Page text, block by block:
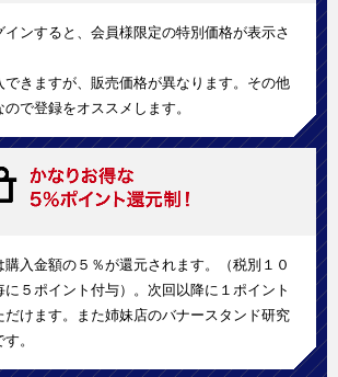
ンすると、会員様限定の特別価格が表示さ
できますが、販売価格が異なります。その他
で登録をオススメします。
入金額の５％が還元されます。（税別１０
に５ポイント付与）。次回以降に１ポイント
だけます。また姉妹店のバナースタンド研究
。